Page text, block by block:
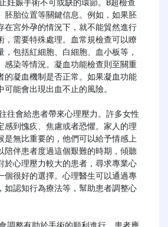
胚胎位置等關鍵信息。例如，如果胚
在宮外孕的情況下，就不能貿然進行
，需要特殊處理。血常規檢查可以瞭
，包括紅細胞、白細胞、血小板等，
感染等情況。凝血功能檢查則至關重
的凝血機制是否正常。如果凝血功能
能會出現出血不止的風險。
感到愧疚、焦慮或者恐懼。家人的理
是無比重要的，他們可以給予情感上
陪伴患者度過這個艱難的時期，傾聽
於心理壓力較大的患者，尋求專業心
個很好的選擇。心理醫生可以通過專
如認知行為療法等，幫助患者調整心